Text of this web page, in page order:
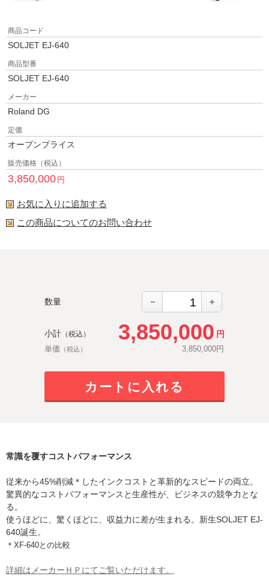
常識を覆すコストパフォーマンス
従来から45%削減＊したインクコストと革新的なスピードの両立。
驚異的なコストパフォーマンスと生産性が、ビジネスの競争力とな
る。
使うほどに、驚くほどに、収益力に差が生まれる。新生SOLJET EJ-
640誕生。
＊XF-640との比較
詳細はメーカーＨＰにてご覧いただけます。
商品コード
SOLJET EJ-640
商品型番
SOLJET EJ-640
メーカー
Roland DG
定価
オープンプライス
販売価格（税込）
3,850,000 円
お気に入りに追加する
この商品についてのお問い合わせ
数量 － ＋
小計 （税込） 3,850,000 円
単価 （税込） 3,850,000円
カートに入れる